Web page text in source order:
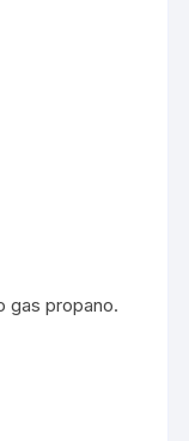
gas propano.